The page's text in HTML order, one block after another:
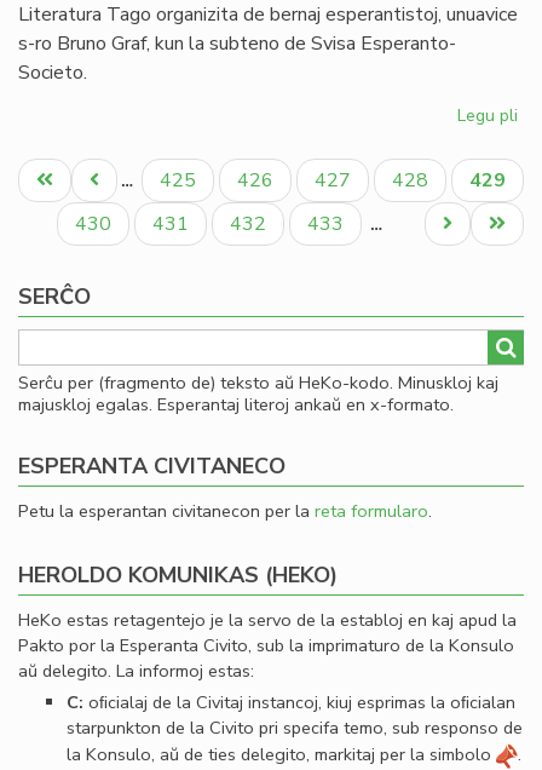
Literatura Tago organizita de bernaj esperantistoj, unuavice
s-ro Bruno Graf, kun la subteno de Svisa Esperanto-
Societo.
Legu pli
en
Pagination
Unua
paĝo
Antaŭa
paĝo
… Paĝo
425 Paĝo
426 Paĝo
427 Paĝo
428
Aktuala
paĝo
429
Paĝo
430 Paĝo
431 Paĝo
432 Paĝo
433 …
Last
page
Next
page
SERĈO
Serĉu per (fragmento de) teksto aŭ HeKo-kodo. Minuskloj kaj
majuskloj egalas. Esperantaj literoj ankaŭ en x-formato.
ESPERANTA CIVITANECO
Petu la esperantan civitanecon per la reta formularo.
HEROLDO KOMUNIKAS (HEKO)
HeKo estas retagentejo je la servo de la establoj en kaj apud la
Pakto por la Esperanta Civito, sub la imprimaturo de la Konsulo
aŭ delegito. La informoj estas:
C: oﬁcialaj de la Civitaj instancoj, kiuj esprimas la oﬁcialan
starpunkton de la Civito pri specifa temo, sub responso de
la Konsulo, aŭ de ties delegito, markitaj per la simbolo
.